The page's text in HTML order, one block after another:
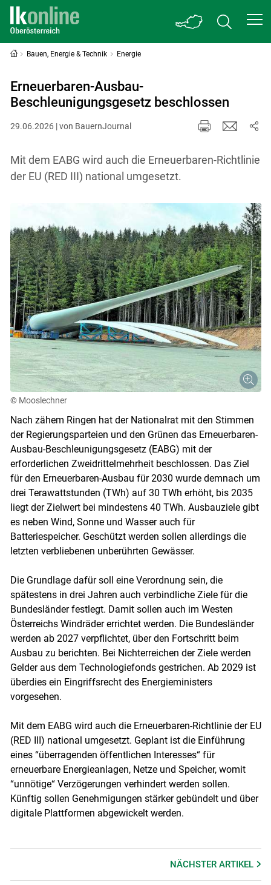
Skip to main content
Bauen, Energie & Technik Energie
Erneuerbaren-Ausbau-
Beschleunigungsgesetz beschlossen
29.06.2026 | von BauernJournal
Mit dem EABG wird auch die Erneuerbaren-Richtlinie
der EU (RED III) national umgesetzt.
© Mooslechner
Nach zähem Ringen hat der Nationalrat mit den Stimmen
der Regierungsparteien und den Grünen das Erneuerbaren-
Ausbau-Beschleunigungsgesetz (EABG) mit der
erforderlichen Zweidrittelmehrheit beschlossen. Das Ziel
für den Erneuerbaren-Ausbau für 2030 wurde demnach um
drei Terawattstunden (TWh) auf 30 TWh erhöht, bis 2035
liegt der Zielwert bei mindestens 40 TWh. Ausbauziele gibt
es neben Wind, Sonne und Wasser auch für
Batteriespeicher. Geschützt werden sollen allerdings die
letzten verbliebenen unberührten Gewässer.
Die Grundlage dafür soll eine Verordnung sein, die
spätestens in drei Jahren auch verbindliche Ziele für die
Bundesländer festlegt. Damit sollen auch im Westen
Österreichs Windräder errichtet werden. Die Bundesländer
werden ab 2027 verpflichtet, über den Fortschritt beim
Ausbau zu berichten. Bei Nichterreichen der Ziele werden
Gelder aus dem Technologiefonds gestrichen. Ab 2029 ist
überdies ein Eingriffsrecht des Energieministers
vorgesehen.
Mit dem EABG wird auch die Erneuerbaren-Richtlinie der EU
(RED III) national umgesetzt. Geplant ist die Einführung
eines “überragenden öffentlichen Interesses“ für
erneuerbare Energieanlagen, Netze und Speicher, womit
“unnötige“ Verzögerungen verhindert werden sollen.
Künftig sollen Genehmigungen stärker gebündelt und über
digitale Plattformen abgewickelt werden.
NÄCHSTERARTIKEL